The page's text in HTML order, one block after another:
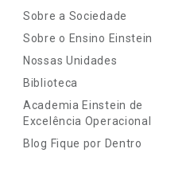
Sobre a Sociedade
Sobre o Ensino Einstein
Nossas Unidades
Biblioteca
Academia Einstein de
Excelência Operacional
Blog Fique por Dentro